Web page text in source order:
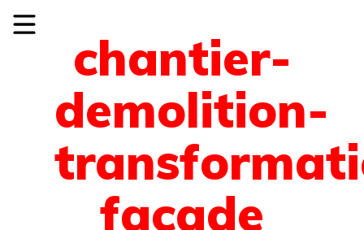
chantier-
demolition-
facade